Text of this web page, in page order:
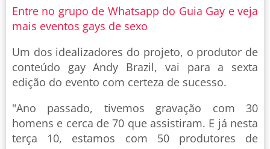
Entre no grupo de Whatsapp do Guia Gay e veja
mais eventos gays de sexo
Um dos idealizadores do projeto, o produtor de
conteúdo gay Andy Brazil, vai para a sexta
edição do evento com certeza de sucesso.
"Ano passado, tivemos gravação com 30
homens e cerca de 70 que assistiram. E já nesta
terça 10, estamos com 50 produtores de